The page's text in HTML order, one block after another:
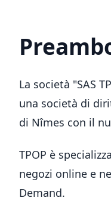
La società "SAS
una società di
di Nîmes con il
TPOP è
negozi online e
Demand.